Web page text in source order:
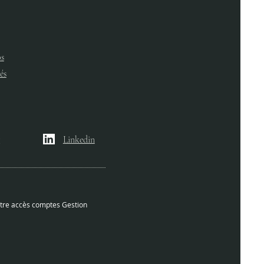
– LINK-IT -
LA-GARENNE
Linkedin
accès comptes Gestion